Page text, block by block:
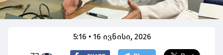
5:16 • 16 ივნისი, 2026